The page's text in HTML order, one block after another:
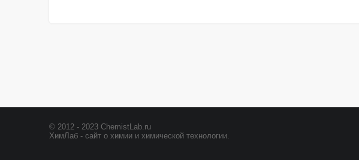
© 2012 - 2023 ChemistLab.ru
ХимЛаб - сайт о химии и химической технологии.